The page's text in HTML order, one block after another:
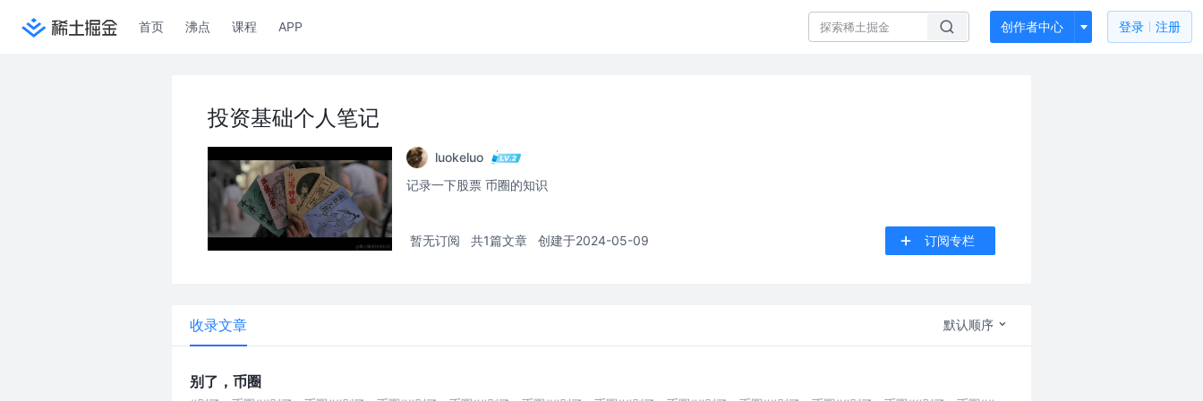
首页 沸点 课程 APP 创作者中心 登录 注册
投资基础个人笔记
luokeluo
记录一下股票 币圈的知识
暂无订阅 共1篇文章 创建于2024-05-09 订阅专栏
收录文章 默认顺序
别了，币圈